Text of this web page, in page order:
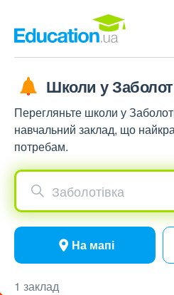
Школи у
Перегляньте школи у
навчальний заклад, що
потребам.
Заболотівка
На мапі
1 заклад